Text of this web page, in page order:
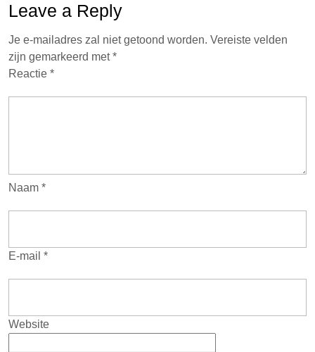
Leave a Reply
Je e-mailadres zal niet getoond worden. Vereiste velden
zijn gemarkeerd met*
Reactie *
Naam *
E-mail *
Website